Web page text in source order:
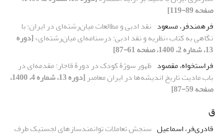
صفحه 89-119]
فرهمندفر، مسعود نقد ادبی و مطالعات میان‌رشته‌ای در ایران؛ با
نگاهی به کتاب «نظریه و نقد ادبی: درسنامه‌ای میان‌رشته‌ای»[دوره
13، شماره 2، 1400، صفحه 61-87]
فراستخواه، مقصود ظهور سوژۀ کودک در دورۀ قاجار: مقدمه‌ای در
باب مادیت تاریخ اندیشه‌ها در ایرانِ معاصر
[دوره 13، شماره 4، 1400،
صفحه 59-87]
ق
قادری‌فر، اسماعیل سنجش تعاملات توانمندسازهای لجستیک طرف